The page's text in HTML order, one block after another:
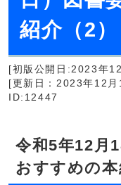
紹介（2）
[初版公開日:2023年
[更新日：2023年12月
ID:12447
令和5年12月
おすすめの本